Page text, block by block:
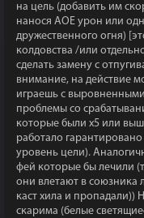
на цель (добавить им
нанося АОЕ урон или
дружественного огня)
колдовства /или
сделать замену с
внимание, на действие
играешь с
проблемы со
которые были х5 или
работало
уровень цели).
фей которые бы лечили
они влетают в союзника
каст хила и пропадали))
скарима (белые